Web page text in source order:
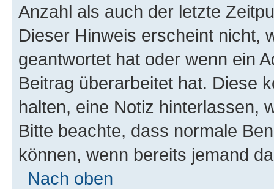
Anzahl als auch der letzte
Dieser Hinweis erscheint nicht,
geantwortet hat oder wenn ein
Beitrag überarbeitet hat. Diese
halten, eine Notiz hinterlassen,
Bitte beachte, dass normale
können, wenn bereits jemand
Nach oben